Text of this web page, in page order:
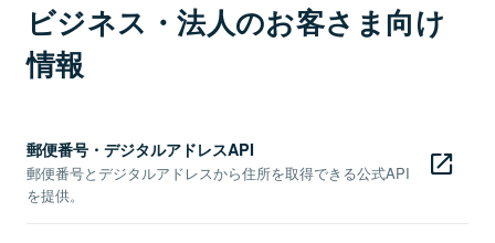
ビジネス・法人のお客さま向け
情報
郵便番号・デジタルアドレスAPI
郵便番号とデジタルアドレスから住所を取得できる公式API
を提供。